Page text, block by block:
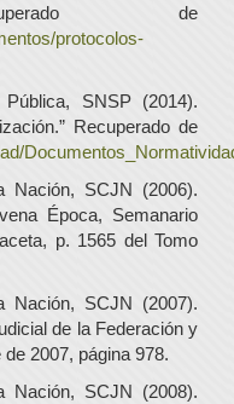
de
protocolos-
SNSP (2014).
Recuperado de
Nación, SCJN (2006).
Época, Semanario
p. 1565 del Tomo
Nación, SCJN (2007).
de la Federación y
2007, página 978.
Nación, SCJN (2008).